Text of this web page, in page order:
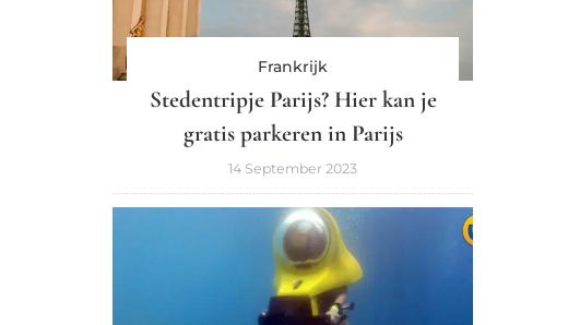
Frankrijk
Stedentripje Parijs? Hier kan je
gratis parkeren in Parijs
14 September 2023